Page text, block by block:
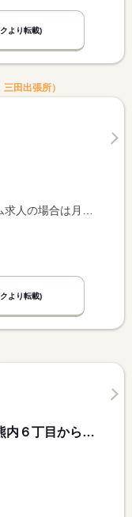
より転載)
田出張所）
合は時間額を表示しています。
より転載)
兵庫県神戸市中央区 / バス停 熊内６丁目から徒歩８分